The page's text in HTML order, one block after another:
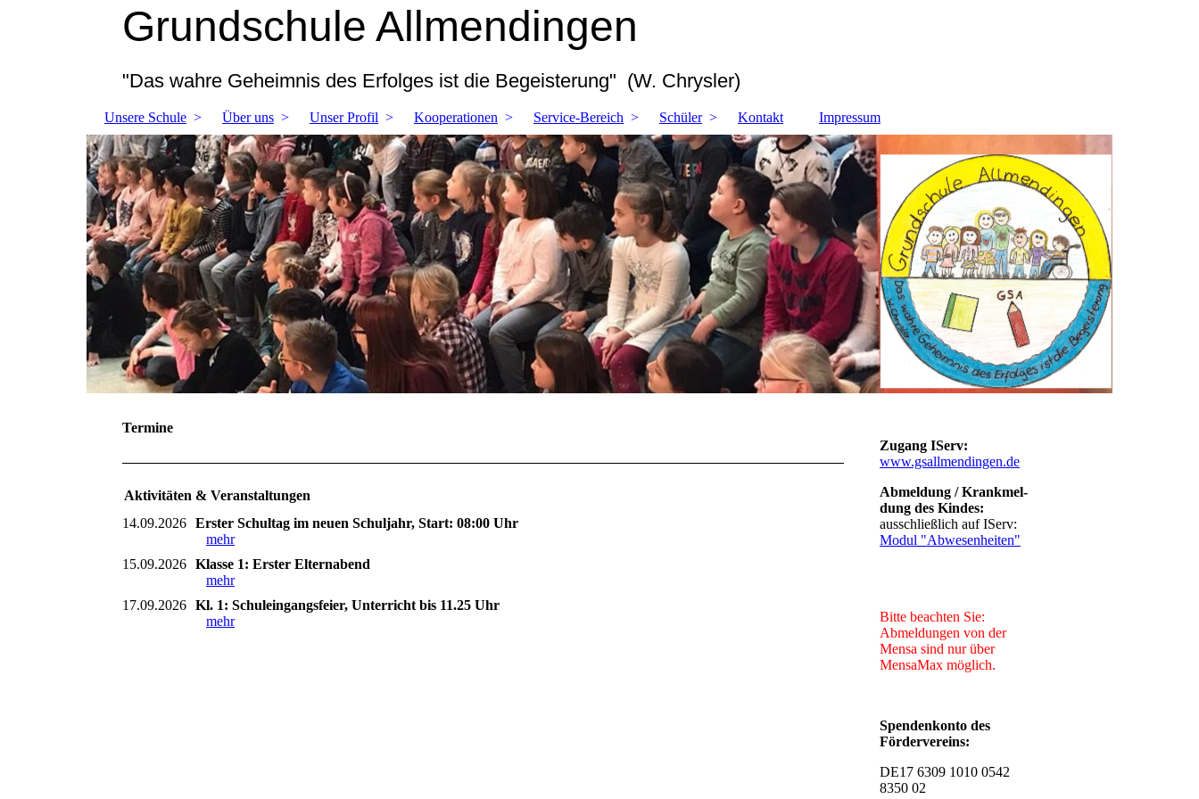
Grundschule Allmendingen
"Das wahre Geheimnis des Erfolges ist die Begeisterung" (W. Chrysler)
Unsere Schule Über uns Unser Profil Kooperationen Service-Bereich Schüler Kontakt Impressum
Termine
Aktivitäten & Veranstaltungen
14.09.2026 Erster Schultag im neuen Schuljahr, Start: 08:00 Uhr
mehr
15.09.2026 Klasse 1: Erster Elternabend
mehr
17.09.2026 Kl. 1: Schuleingangsfeier, Unterricht bis 11.25 Uhr
mehr
Zugang IServ:
www.gsallmendingen.de
Abmeldung / Krankmel-
dung des Kindes:
ausschließlich auf IServ:
Modul "Abwesenheiten"
Bitte beachten Sie:
Abmeldungen von der
Mensa sind nur über
MensaMax möglich.
Spendenkonto des
Fördervereins:
DE17 6309 1010 0542
8350 02